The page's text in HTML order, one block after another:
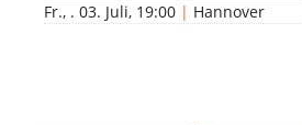
Fr., . 03. Juli, 19:00 | Hannover